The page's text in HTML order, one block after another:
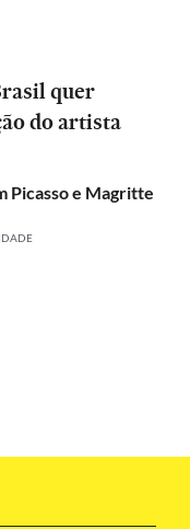
quer
do artista
Picasso e Magritte